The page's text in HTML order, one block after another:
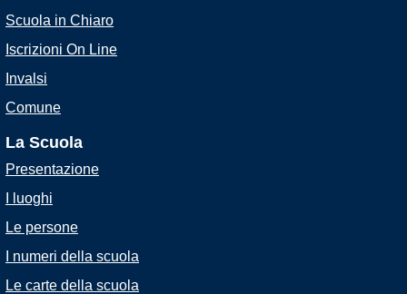
Scuola in Chiaro
Iscrizioni On Line
Invalsi
Comune
La Scuola
Presentazione
I luoghi
Le persone
I numeri della scuola
Le carte della scuola